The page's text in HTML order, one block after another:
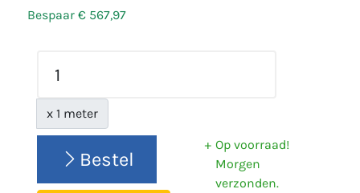
Bespaar € 567,97
x 1 meter
Bestel
Op voorraad!
Morgen
verzonden.